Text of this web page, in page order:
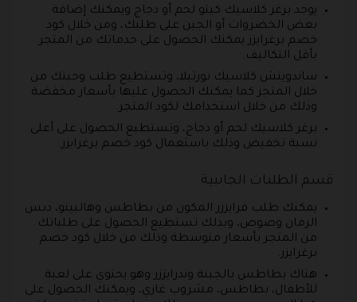
يوجد برغر كلاسيك كيتو لحم أو دجاج ويمكنك إضافة
بعض الخضروات أو الجبن على طلبك، ومن خلال كود
خصم برغرايزر يمكنك الحصول على خدماتك من المتجر
بأقل التكاليف.
ساندويتش كلاسيك تورتيلا، وتستطيع طلب وجبتك من
خلال المتجر كما يمكنك الحصول عليها بأسعار مخفضة
وذلك من خلال استخدامك لكود المتجر.
برغر كلاسيك لحم أو دجاج، وتستطيع الحصول على أعلى
نسبة تخفيض وذلك باستعمال كود خصم برغرايزر.
قسم الطلبات الجانبية
يمكنك طلب فرايززر المكون من بطاطس وهالبينو، دبس
الرمان وصوص، وبذلك تستطيع الحصول على طلباتك
من المتجر بأسعار متوسطة وذلك من خلال كود خصم
برغرايزر.
هناك بطاطس بالجبنة وندرايززر وهو يحتوي على لعبة
للأطفال، بطاطس، مشروب غازي، ويمكنك الحصول على